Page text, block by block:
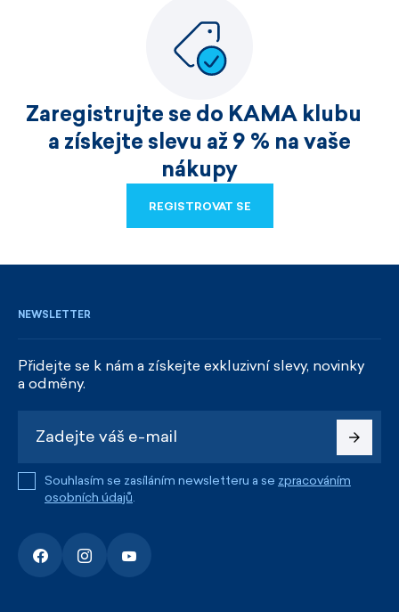
Zaregistrujte se do KAMA klubu
a získejte slevu až 9 % na vaše
nákupy
REGISTROVAT SE
NEWSLETTER
Přidejte se k nám a získejte exkluzivní slevy, novinky
a odměny.
Souhlasím se zasíláním newsletteru a se zpracováním
osobních údajů.